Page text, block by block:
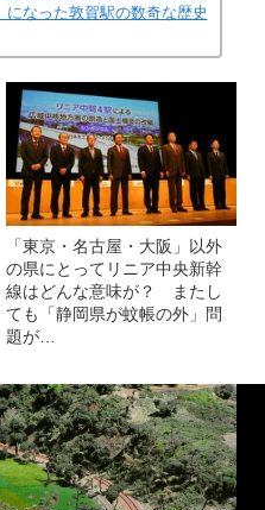
なった敦賀駅の数奇な歴史
「東京・名古屋・大阪」以外
の県にとってリニア中央新幹
線はどんな意味が？ またし
ても「静岡県が蚊帳の外」問
題が…